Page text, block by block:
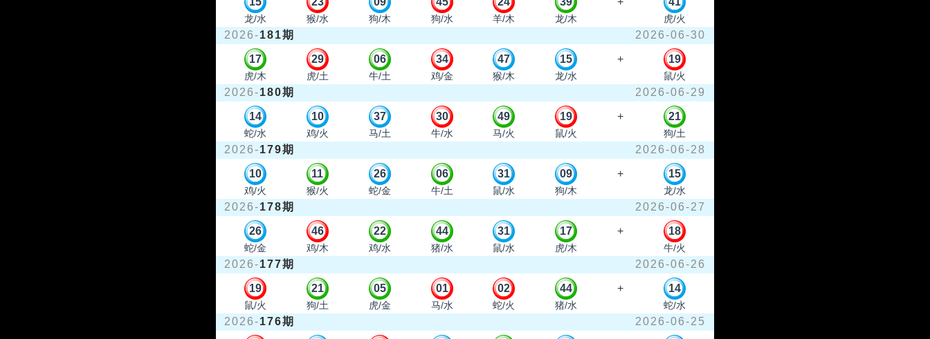
龙/水 猴/水 狗/木 狗/水 羊/木 龙/木 虎/火
2026-181期 2026-06-30
17
虎/木
29
虎/土
06
牛/土
34
鸡/金
47
猴/木
15
龙/水
+ 19
鼠/火
2026-180期 2026-06-29
14
蛇/水
10
鸡/火
37
马/土
30
牛/水
49
马/火
19
鼠/火
+ 21
狗/土
2026-179期 2026-06-28
10
鸡/火
11
猴/火
26
蛇/金
06
牛/土
31
鼠/水
09
狗/木
+ 15
龙/水
2026-178期 2026-06-27
26
蛇/金
46
鸡/木
22
鸡/水
44
猪/水
31
鼠/水
17
虎/木
+ 18
牛/火
2026-177期 2026-06-26
19
鼠/火
21
狗/土
05
虎/金
01
马/水
02
蛇/火
44
猪/水
+ 14
蛇/水
2026-176期 2026-06-25